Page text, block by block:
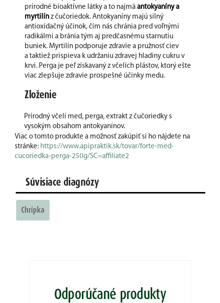
prírodné bioaktívne látky a to najmä antokyaníny a
myrtilín z čučoriedok. Antokyaníny majú silný
antioxidačný účinok, čím nás chránia pred voľnými
radikálmi a bránia tým aj predčasnému starnutiu
buniek. Myrtilín podporuje zdravie a pružnosť ciev
a taktiež prispieva k udržaniu zdravej hladiny cukru v
krvi. Perga je peľ získavaný z včelích plástov, ktorý ešte
viac zlepšuje zdravie prospešné účinky medu.
Zloženie
Prírodný včelí med, perga, extrakt z čučoriedky s
vysokým obsahom antokyanínov.
Viac o tomto produkte a možnosť zakúpiť si ho nájdete na
stránke: https://www.apipraktik.sk/tovar/forte-med-
cucoriedka-perga-250g/SC=affiliate2
Súvisiace diagnózy
Chrípka
Odporúčané produkty